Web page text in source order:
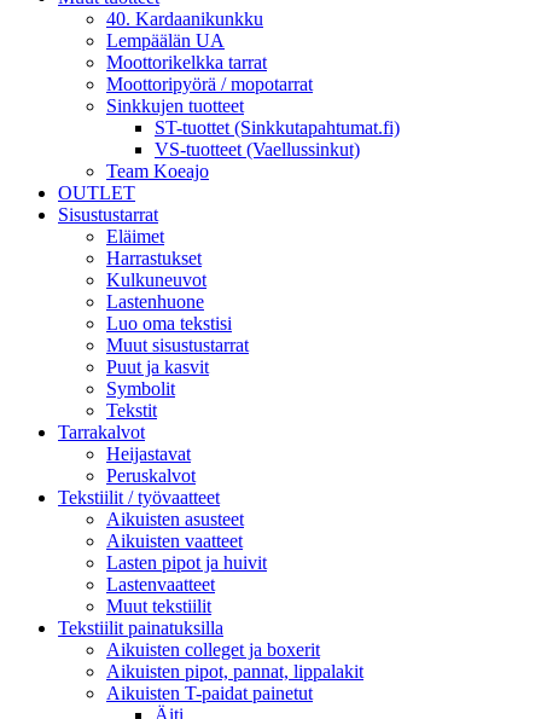
40. Kardaanikunkku
Lempäälän UA
Moottorikelkka tarrat
Moottoripyörä / mopotarrat
Sinkkujen tuotteet
ST-tuottet (Sinkkutapahtumat.fi)
VS-tuotteet (Vaellussinkut)
Team Koeajo
OUTLET
Sisustustarrat
Eläimet
Harrastukset
Kulkuneuvot
Lastenhuone
Luo oma tekstisi
Muut sisustustarrat
Puut ja kasvit
Symbolit
Tekstit
Tarrakalvot
Heijastavat
Peruskalvot
Tekstiilit / työvaatteet
Aikuisten asusteet
Aikuisten vaatteet
Lasten pipot ja huivit
Lastenvaatteet
Muut tekstiilit
Tekstiilit painatuksilla
Aikuisten colleget ja boxerit
Aikuisten pipot, pannat, lippalakit
Aikuisten T-paidat painetut